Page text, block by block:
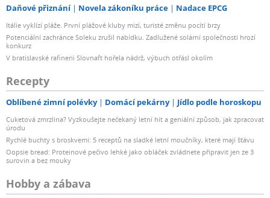
Daňové přiznání Novela zákoníku práce Nadace EPCG
Itálie vyklízí pláže. První plážové kluby mizí, turisté změnu pocítí brzy
Potenciální zachránce Soleku zrušil nabídku. Zadlužené solární společnosti hrozí
konkurz
V bratislavské rafinerii Slovnaft hořela nádrž, výbuch otřásl okolím
Recepty
Oblíbené zimní polévky Domácí pekárny Jídlo podle horoskopu
Cuketová zmrzlina? Vyzkoušejte nečekaný letní hit a geniální způsob, jak zpracovat
úrodu
Rychlé buchty s broskvemi: 5 receptů na sladké letní moučníky, které mají šťávu
Oopsie bread: Proteinové pečivo lehké jako obláček zvládnete připravit jen ze 3
surovin a bez mouky
Hobby a zábava